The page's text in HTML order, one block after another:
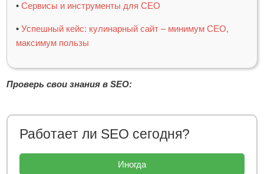
•Сервисы и инструменты для СЕО
•Успешный кейс: кулинарный сайт – минимум СЕО,
максимум пользы
Проверь свои знания в SEO:
Работает ли SEO сегодня?
Иногда